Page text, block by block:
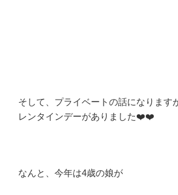
そして、プライベートの話になります
レンタインデーがありました❤️❤️
なんと、今年は4歳の娘が